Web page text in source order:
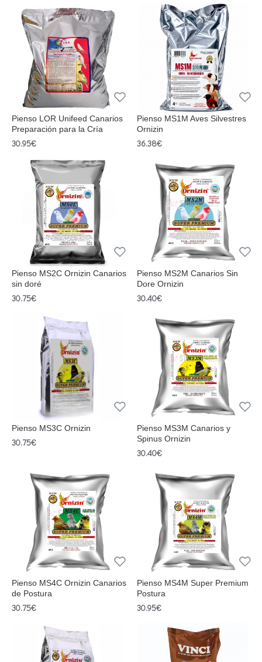
Pienso LOR Unifeed Canarios
Preparación para la Cría
30.95€
Pienso MS1M Aves Silvestres
Ornizin
36.38€
Pienso MS2C Ornizin Canarios
sin doré
30.75€
Pienso MS2M Canarios Sin
Dore Ornizin
30.40€
Pienso MS3C Ornizin
30.75€
Pienso MS3M Canarios y
Spinus Ornizin
30.40€
Pienso MS4C Ornizin Canarios
de Postura
30.75€
Pienso MS4M Super Premium
Postura
30.95€